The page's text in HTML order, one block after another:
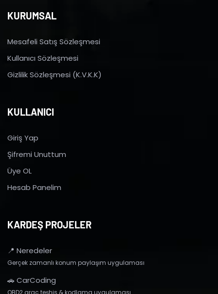
KURUMSAL
Mesafeli Satış Sözleşmesi
Kullanıcı Sözleşmesi
Gizlilik Sözleşmesi (K.V.K.K)
KULLANICI
Giriş Yap
Şifremi Unuttum
Üye OL
Hesab Panelim
KARDEŞ PROJELER
📍 Neredeler
Gerçek zamanlı konum paylaşım uygulaması
🚗 CarCoding
OBD2 araç teşhis & kodlama uygulaması